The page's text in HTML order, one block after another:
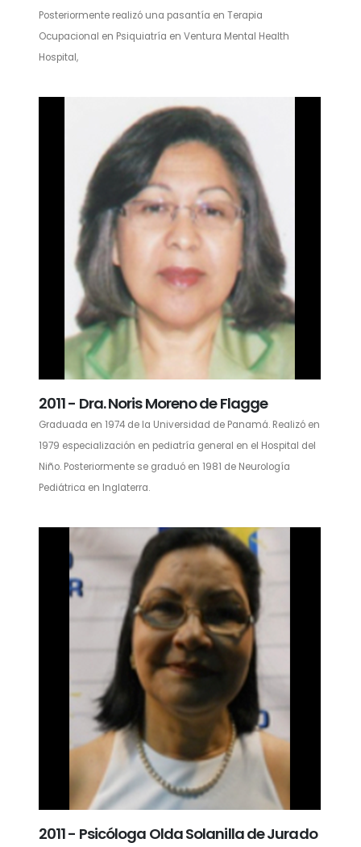
Posteriormente realizó una pasantía en Terapia
Ocupacional en Psiquiatría en Ventura Mental Health
Hospital,
2011 - Dra. Noris Moreno de Flagge
Graduada en 1974 de la Universidad de Panamá. Realizó en
1979 especialización en pediatría general en el Hospital del
Niño. Posteriormente se graduó en 1981 de Neurología
Pediátrica en Inglaterra.
2011 - Psicóloga Olda Solanilla de Jurado